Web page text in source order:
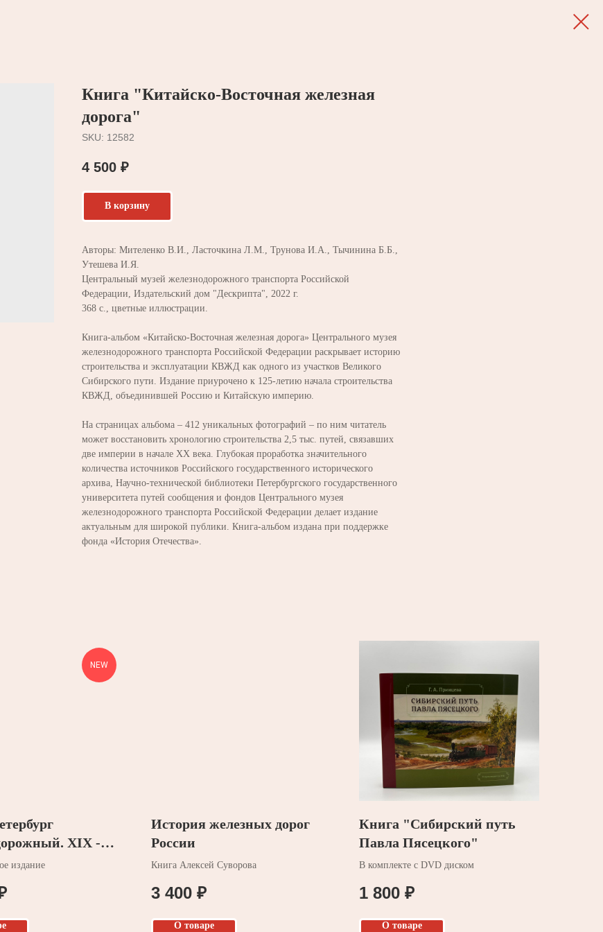
Книга "Китайско-Восточная железная
дорога"
SKU: 12582
4 500 ₽
В корзину
Авторы: Мителенко В.И., Ласточкина Л.М., Трунова И.А., Тычинина Б.Б.,
Утешева И.Я.
Центральный музей железнодорожного транспорта Российской
Федерации, Издательский дом "Дескрипта", 2022 г.
368 с., цветные иллюстрации.
Книга-альбом «Китайско-Восточная железная дорога» Центрального музея
железнодорожного транспорта Российской Федерации раскрывает историю
строительства и эксплуатации КВЖД как одного из участков Великого
Сибирского пути. Издание приурочено к 125-летию начала строительства
КВЖД, объединившей Россию и Китайскую империю.
На страницах альбома – 412 уникальных фотографий – по ним читатель
может восстановить хронологию строительства 2,5 тыс. путей, связавших
две империи в начале ХХ века. Глубокая проработка значительного
количества источников Российского государственного исторического
архива, Научно-технической библиотеки Петербургского государственного
университета путей сообщения и фондов Центрального музея
железнодорожного транспорта Российской Федерации делает издание
актуальным для широкой публики. Книга-альбом издана при поддержке
фонда «История Отечества».
NEW
XIX -
XXI века
издание
История железных дорог
России
Книга Алексей Суворова
3 400 ₽
О товаре
Книга "Сибирский путь
Павла Пясецкого"
В комплекте с DVD диском
1 800 ₽
О товаре